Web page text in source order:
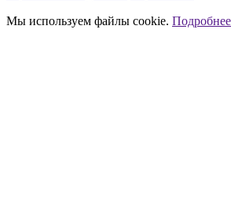
Мы используем файлы cookie. Подробнее